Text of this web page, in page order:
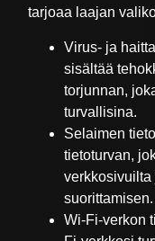
tarjoaa laajan
Virus- ja
sisältää
torjunnan,
turvallisina.
Selaimen
tietoturvan,
suorittamisen.
Wi-Fi-verkon